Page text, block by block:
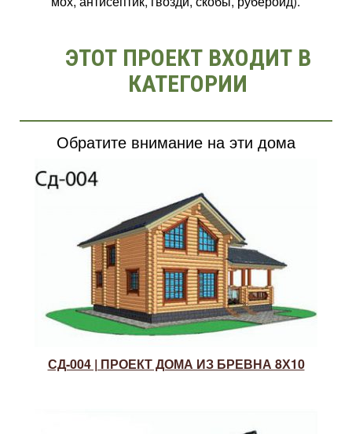
ЭТОТ ПРОЕКТ ВХОДИТ В
КАТЕГОРИИ
Обратите внимание на эти дома
СД-004 | ПРОЕКТ ДОМА ИЗ БРЕВНА 8Х10